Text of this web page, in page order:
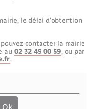
de l’espace
le délai d’obtention
contacter la mairie
au 02 32 49 00 59, ou par
.